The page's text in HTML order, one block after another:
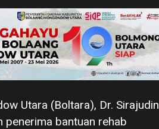
Utara (Boltara), Dr. Sirajudin
penerima bantuan rehab